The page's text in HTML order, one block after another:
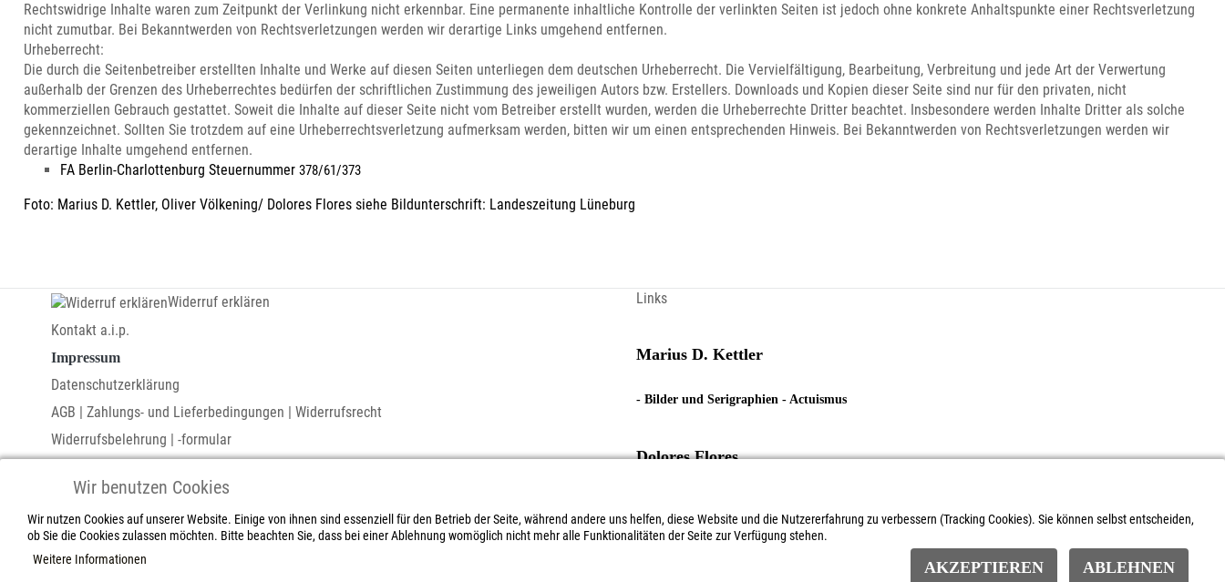
Rechtswidrige Inhalte waren zum Zeitpunkt der Verlinkung nicht erkennbar. Eine permanente inhaltliche Kontrolle der verlinkten Seiten ist jedoch ohne konkrete Anhaltspunkte einer Rechtsverletzung
nicht zumutbar. Bei Bekanntwerden von Rechtsverletzungen werden wir derartige Links umgehend entfernen.
Urheberrecht:
Die durch die Seitenbetreiber erstellten Inhalte und Werke auf diesen Seiten unterliegen dem deutschen Urheberrecht. Die Vervielfältigung, Bearbeitung, Verbreitung und jede Art der Verwertung
außerhalb der Grenzen des Urheberrechtes bedürfen der schriftlichen Zustimmung des jeweiligen Autors bzw. Erstellers. Downloads und Kopien dieser Seite sind nur für den privaten, nicht
kommerziellen Gebrauch gestattet. Soweit die Inhalte auf dieser Seite nicht vom Betreiber erstellt wurden, werden die Urheberrechte Dritter beachtet. Insbesondere werden Inhalte Dritter als solche
gekennzeichnet. Sollten Sie trotzdem auf eine Urheberrechtsverletzung aufmerksam werden, bitten wir um einen entsprechenden Hinweis. Bei Bekanntwerden von Rechtsverletzungen werden wir
derartige Inhalte umgehend entfernen.
FA Berlin-Charlottenburg Steuernummer 378/61/373
Foto: Marius D. Kettler, Oliver Völkening/ Dolores Flores siehe Bildunterschrift: Landeszeitung Lüneburg
Widerruf erklären
Kontakt a.i.p.
Impressum
Datenschutzerklärung
AGB | Zahlungs- und Lieferbedingungen | Widerrufsrecht
Widerrufsbelehrung | -formular
Links
Marius D. Kettler
- Bilder und Serigraphien - Actuismus
Dolores Flores
Wir benutzen Cookies
Wir nutzen Cookies auf unserer Website. Einige von ihnen sind essenziell für den Betrieb der Seite, während andere uns helfen, diese Website und die Nutzererfahrung zu verbessern (Tracking Cookies). Sie können selbst entscheiden,
ob Sie die Cookies zulassen möchten. Bitte beachten Sie, dass bei einer Ablehnung womöglich nicht mehr alle Funktionalitäten der Seite zur Verfügung stehen.
AKZEPTIEREN ABLEHNEN
Weitere Informationen